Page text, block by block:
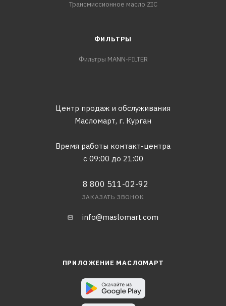
Трансмиссионное масло ZIC
ФИЛЬТРЫ
Фильтры MANN-FILTER
Центр продаж и обслуживания
Масломарт, г. Курган
Время работы контакт-центра
с 09:00 до 21:00
8 800 511-02-92
ЗАКАЗАТЬ ЗВОНОК
info@maslomart.com
ПРИЛОЖЕНИЕ МАСЛОМАРТ